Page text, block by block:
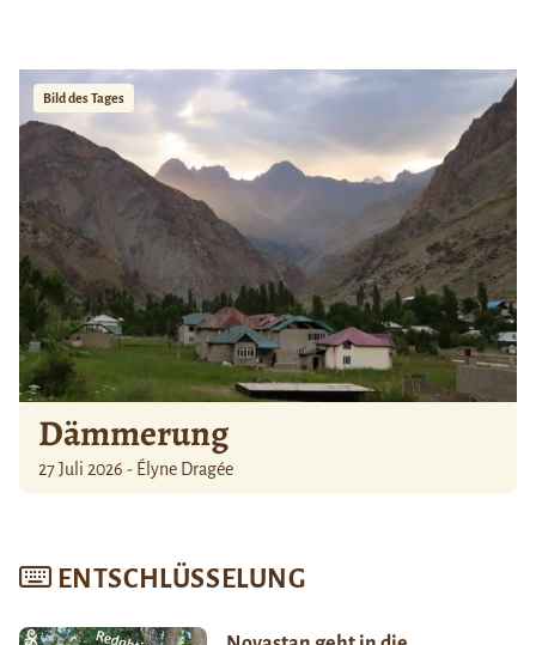
Bild des Tages
Dämmerung
27 Juli 2026 - Élyne Dragée
ENTSCHLÜSSELUNG